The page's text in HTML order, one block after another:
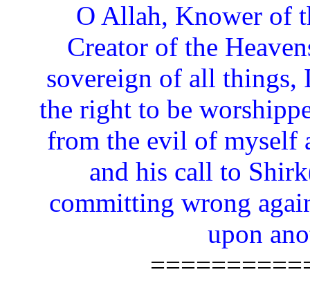
“O Allah, Knower of
Creator of the
sovereign of all things,
the right to be
from the evil of myself
and his call to
committing wrong
upon